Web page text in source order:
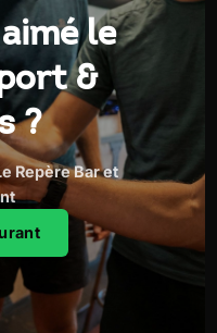
le
&
?
Repère Bar et